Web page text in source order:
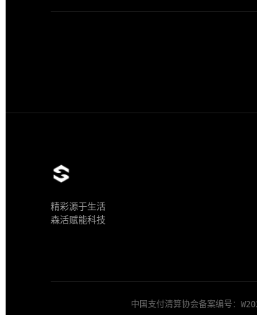
精彩源于生活
森活赋能科技
中国支付清算协会备案编号：